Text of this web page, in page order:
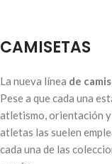
CAMISETAS
La nueva línea de
Pese a que cada una
atletismo, orientación
atletas las suelen
cada una de las